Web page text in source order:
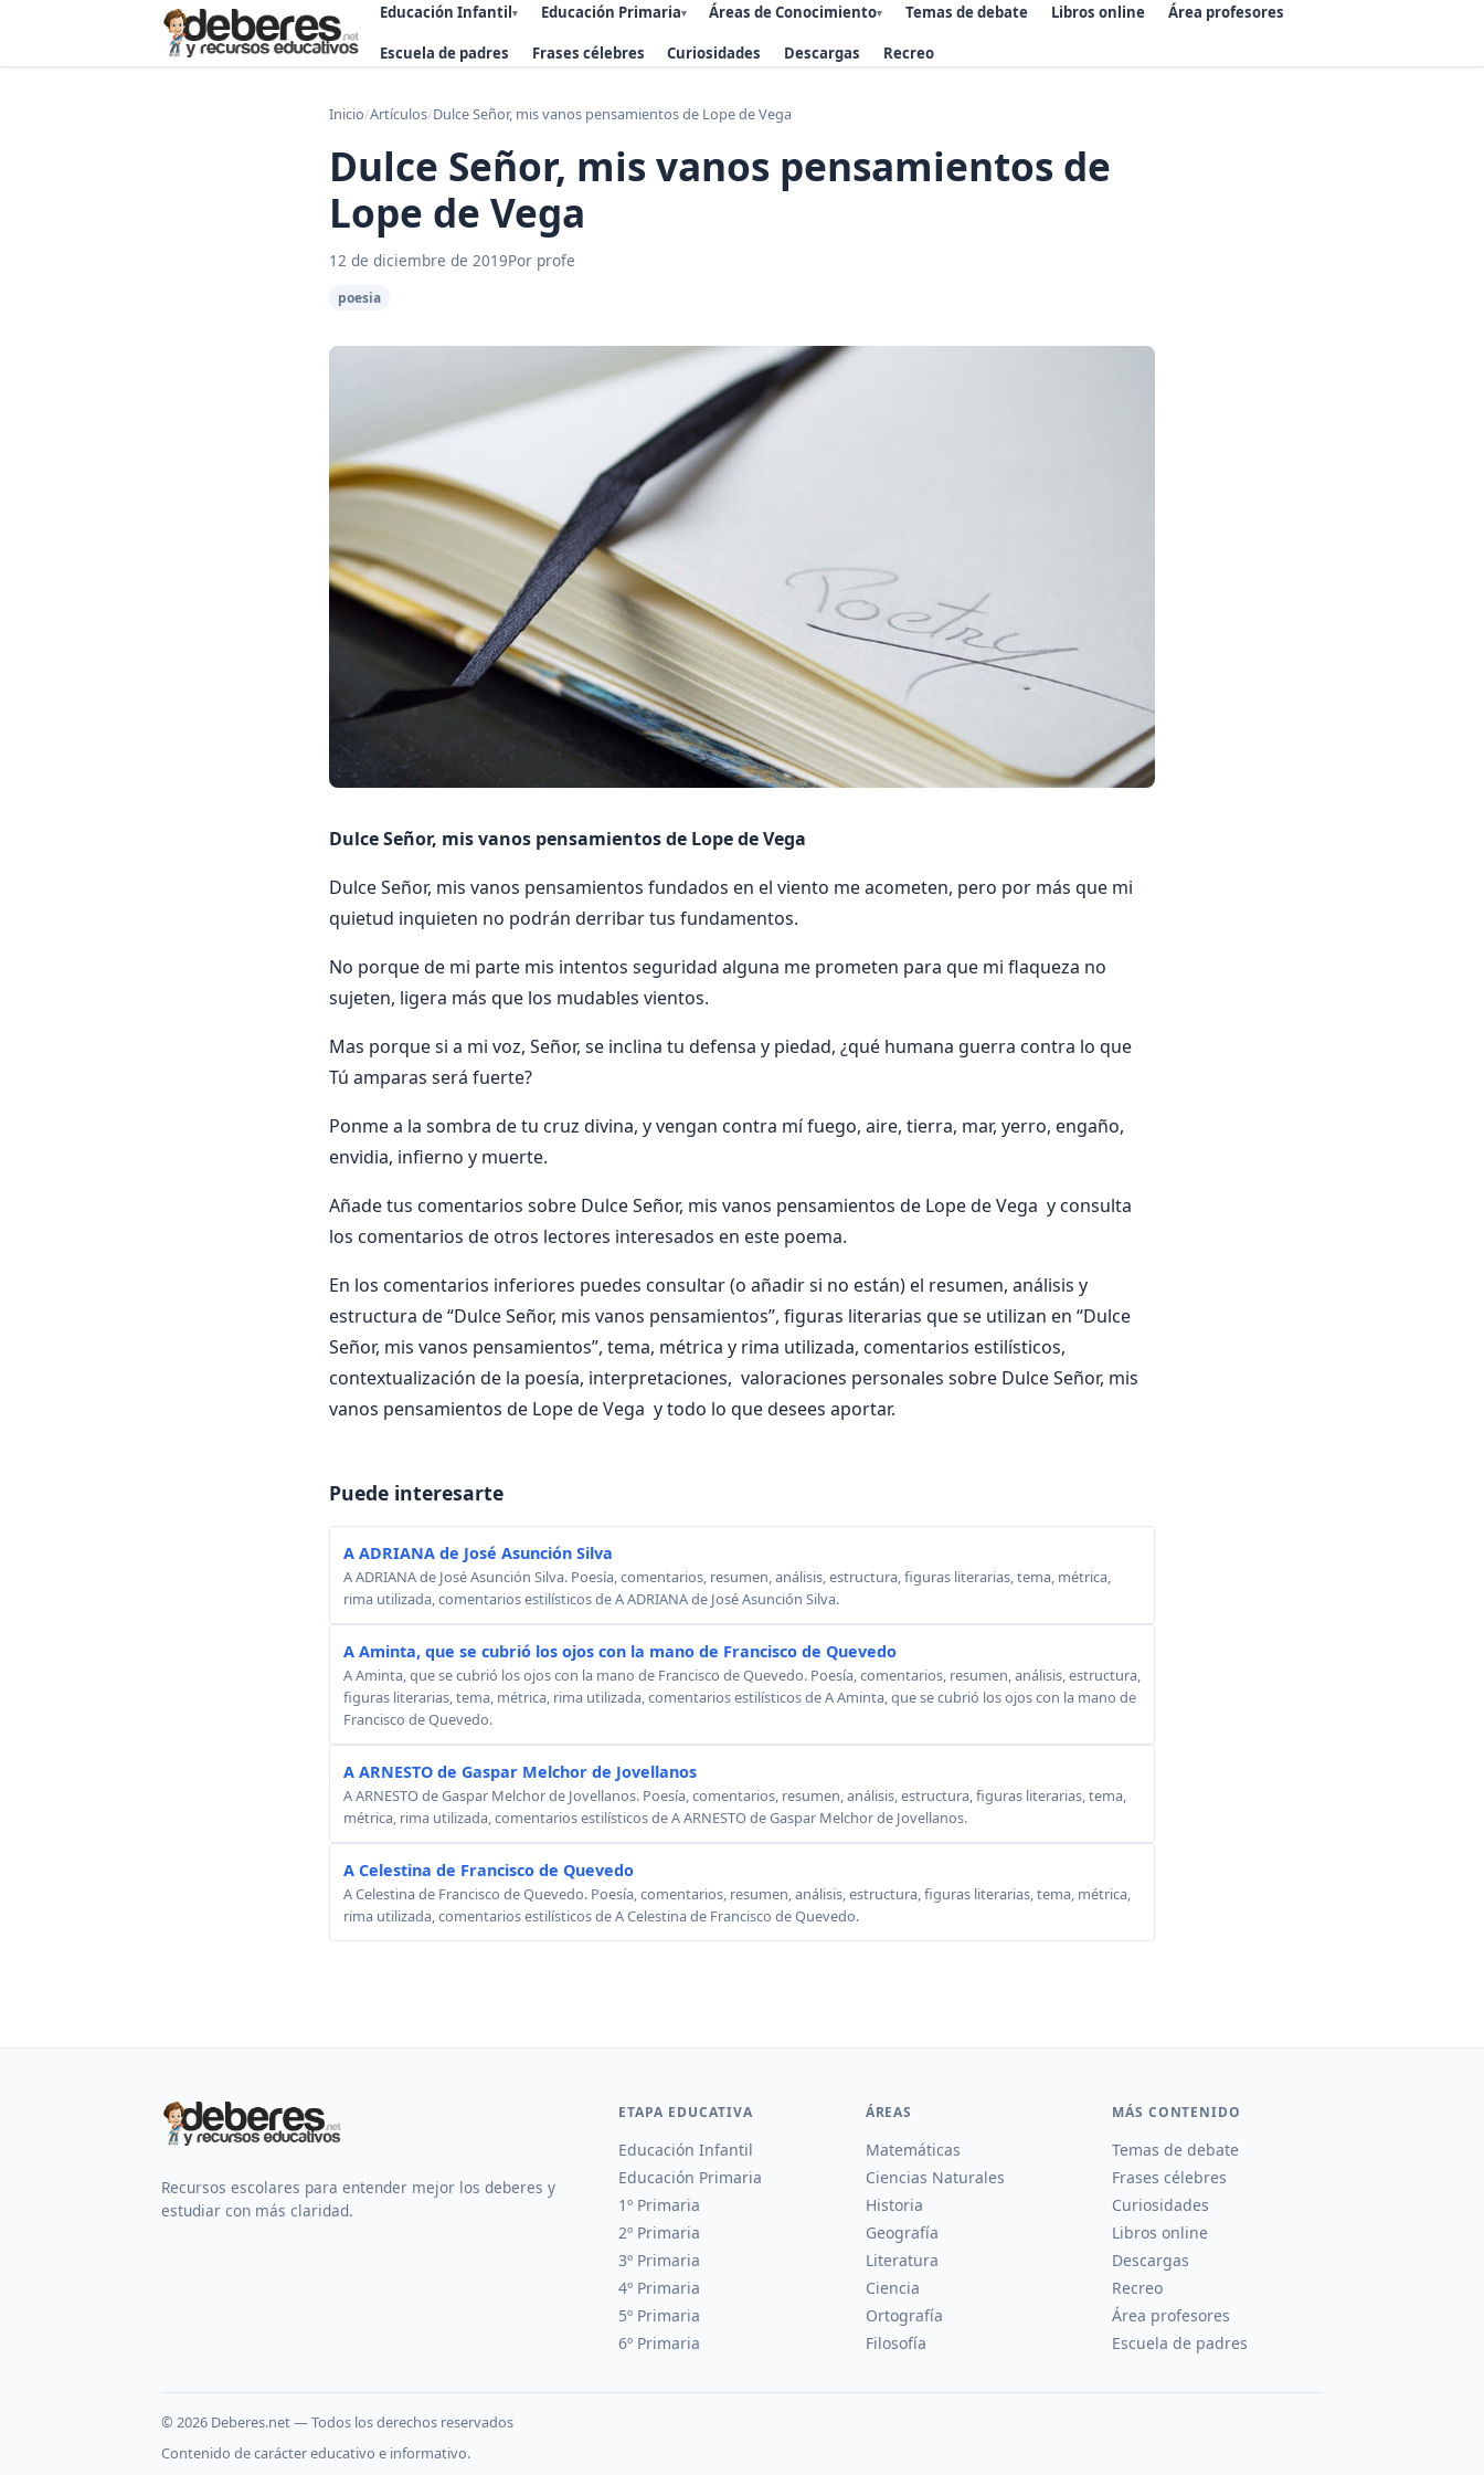
Educación Infantil▾ Educación Primaria▾ Áreas de Conocimiento▾ Temas de debate Libros online Área profesores
Escuela de padres Frases célebres Curiosidades Descargas Recreo
Inicio/Artículos/Dulce Señor, mis vanos pensamientos de Lope de Vega
Dulce Señor, mis vanos pensamientos de
Lope de Vega
12 de diciembre de 2019Por profe
poesia
Dulce Señor, mis vanos pensamientos de Lope de Vega
Dulce Señor, mis vanos pensamientos fundados en el viento me acometen, pero por más que mi
quietud inquieten no podrán derribar tus fundamentos.
No porque de mi parte mis intentos seguridad alguna me prometen para que mi flaqueza no
sujeten, ligera más que los mudables vientos.
Mas porque si a mi voz, Señor, se inclina tu defensa y piedad, ¿qué humana guerra contra lo que
Tú amparas será fuerte?
Ponme a la sombra de tu cruz divina, y vengan contra mí fuego, aire, tierra, mar, yerro, engaño,
envidia, infierno y muerte.
Añade tus comentarios sobre Dulce Señor, mis vanos pensamientos de Lope de Vega y consulta
los comentarios de otros lectores interesados en este poema.
En los comentarios inferiores puedes consultar (o añadir si no están) el resumen, análisis y
estructura de “Dulce Señor, mis vanos pensamientos”, figuras literarias que se utilizan en “Dulce
Señor, mis vanos pensamientos”, tema, métrica y rima utilizada, comentarios estilísticos,
contextualización de la poesía, interpretaciones, valoraciones personales sobre Dulce Señor, mis
vanos pensamientos de Lope de Vega y todo lo que desees aportar.
Puede interesarte
A ADRIANA de José Asunción Silva
A ADRIANA de José Asunción Silva. Poesía, comentarios, resumen, análisis, estructura, figuras literarias, tema, métrica,
rima utilizada, comentarios estilísticos de A ADRIANA de José Asunción Silva.
A Aminta, que se cubrió los ojos con la mano de Francisco de Quevedo
A Aminta, que se cubrió los ojos con la mano de Francisco de Quevedo. Poesía, comentarios, resumen, análisis, estructura,
figuras literarias, tema, métrica, rima utilizada, comentarios estilísticos de A Aminta, que se cubrió los ojos con la mano de
Francisco de Quevedo.
A ARNESTO de Gaspar Melchor de Jovellanos
A ARNESTO de Gaspar Melchor de Jovellanos. Poesía, comentarios, resumen, análisis, estructura, figuras literarias, tema,
métrica, rima utilizada, comentarios estilísticos de A ARNESTO de Gaspar Melchor de Jovellanos.
A Celestina de Francisco de Quevedo
A Celestina de Francisco de Quevedo. Poesía, comentarios, resumen, análisis, estructura, figuras literarias, tema, métrica,
rima utilizada, comentarios estilísticos de A Celestina de Francisco de Quevedo.
Recursos escolares para entender mejor los deberes y
estudiar con más claridad.
ETAPA EDUCATIVA
Educación Infantil
Educación Primaria
1º Primaria
2º Primaria
3º Primaria
4º Primaria
5º Primaria
6º Primaria
ÁREAS
Matemáticas
Ciencias Naturales
Historia
Geografía
Literatura
Ciencia
Ortografía
Filosofía
MÁS CONTENIDO
Temas de debate
Frases célebres
Curiosidades
Libros online
Descargas
Recreo
Área profesores
Escuela de padres
© 2026 Deberes.net — Todos los derechos reservados
Contenido de carácter educativo e informativo.